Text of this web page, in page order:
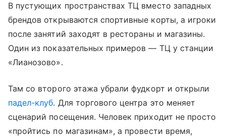
В пустующих пространствах ТЦ вместо западных
брендов открываются спортивные корты, а игроки
после занятий заходят в рестораны и магазины.
Один из показательных примеров — ТЦ у станции
«Лианозово».
Там со второго этажа убрали фудкорт и открыли
падел-клуб. Для торгового центра это меняет
сценарий посещения. Человек приходит не просто
«пройтись по магазинам», а провести время,